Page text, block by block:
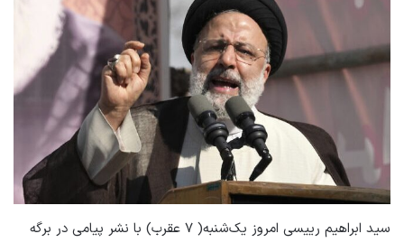
سید ابراهیم رییسی امروز یک‌شنبه( ۷ عقرب) با نشر پیامی در برگه